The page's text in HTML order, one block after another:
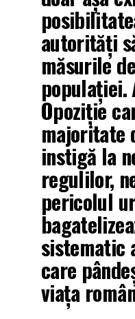
autorități
măsurile
populației.
Opoziție
majoritate
instigă la
regulilor,
pericolul
sistematic
care
viața